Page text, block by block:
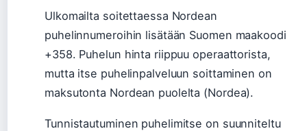
Ulkomailta soitettaessa Nordean
puhelinnumeroihin lisätään Suomen maakoodi
+358. Puhelun hinta riippuu operaattorista,
mutta itse puhelinpalveluun soittaminen on
maksutonta Nordean puolelta (Nordea).
Tunnistautuminen puhelimitse on suunniteltu